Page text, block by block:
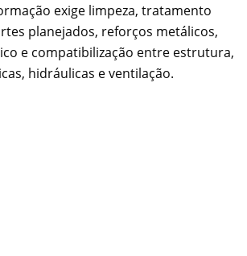
exige limpeza, tratamento
planejados, reforços metálicos,
e compatibilização entre estrutura,
hidráulicas e ventilação.